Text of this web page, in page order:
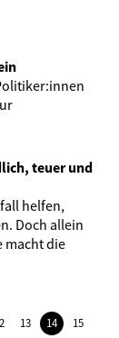
teuer und
helfen,
Doch allein
macht die
13 14
15